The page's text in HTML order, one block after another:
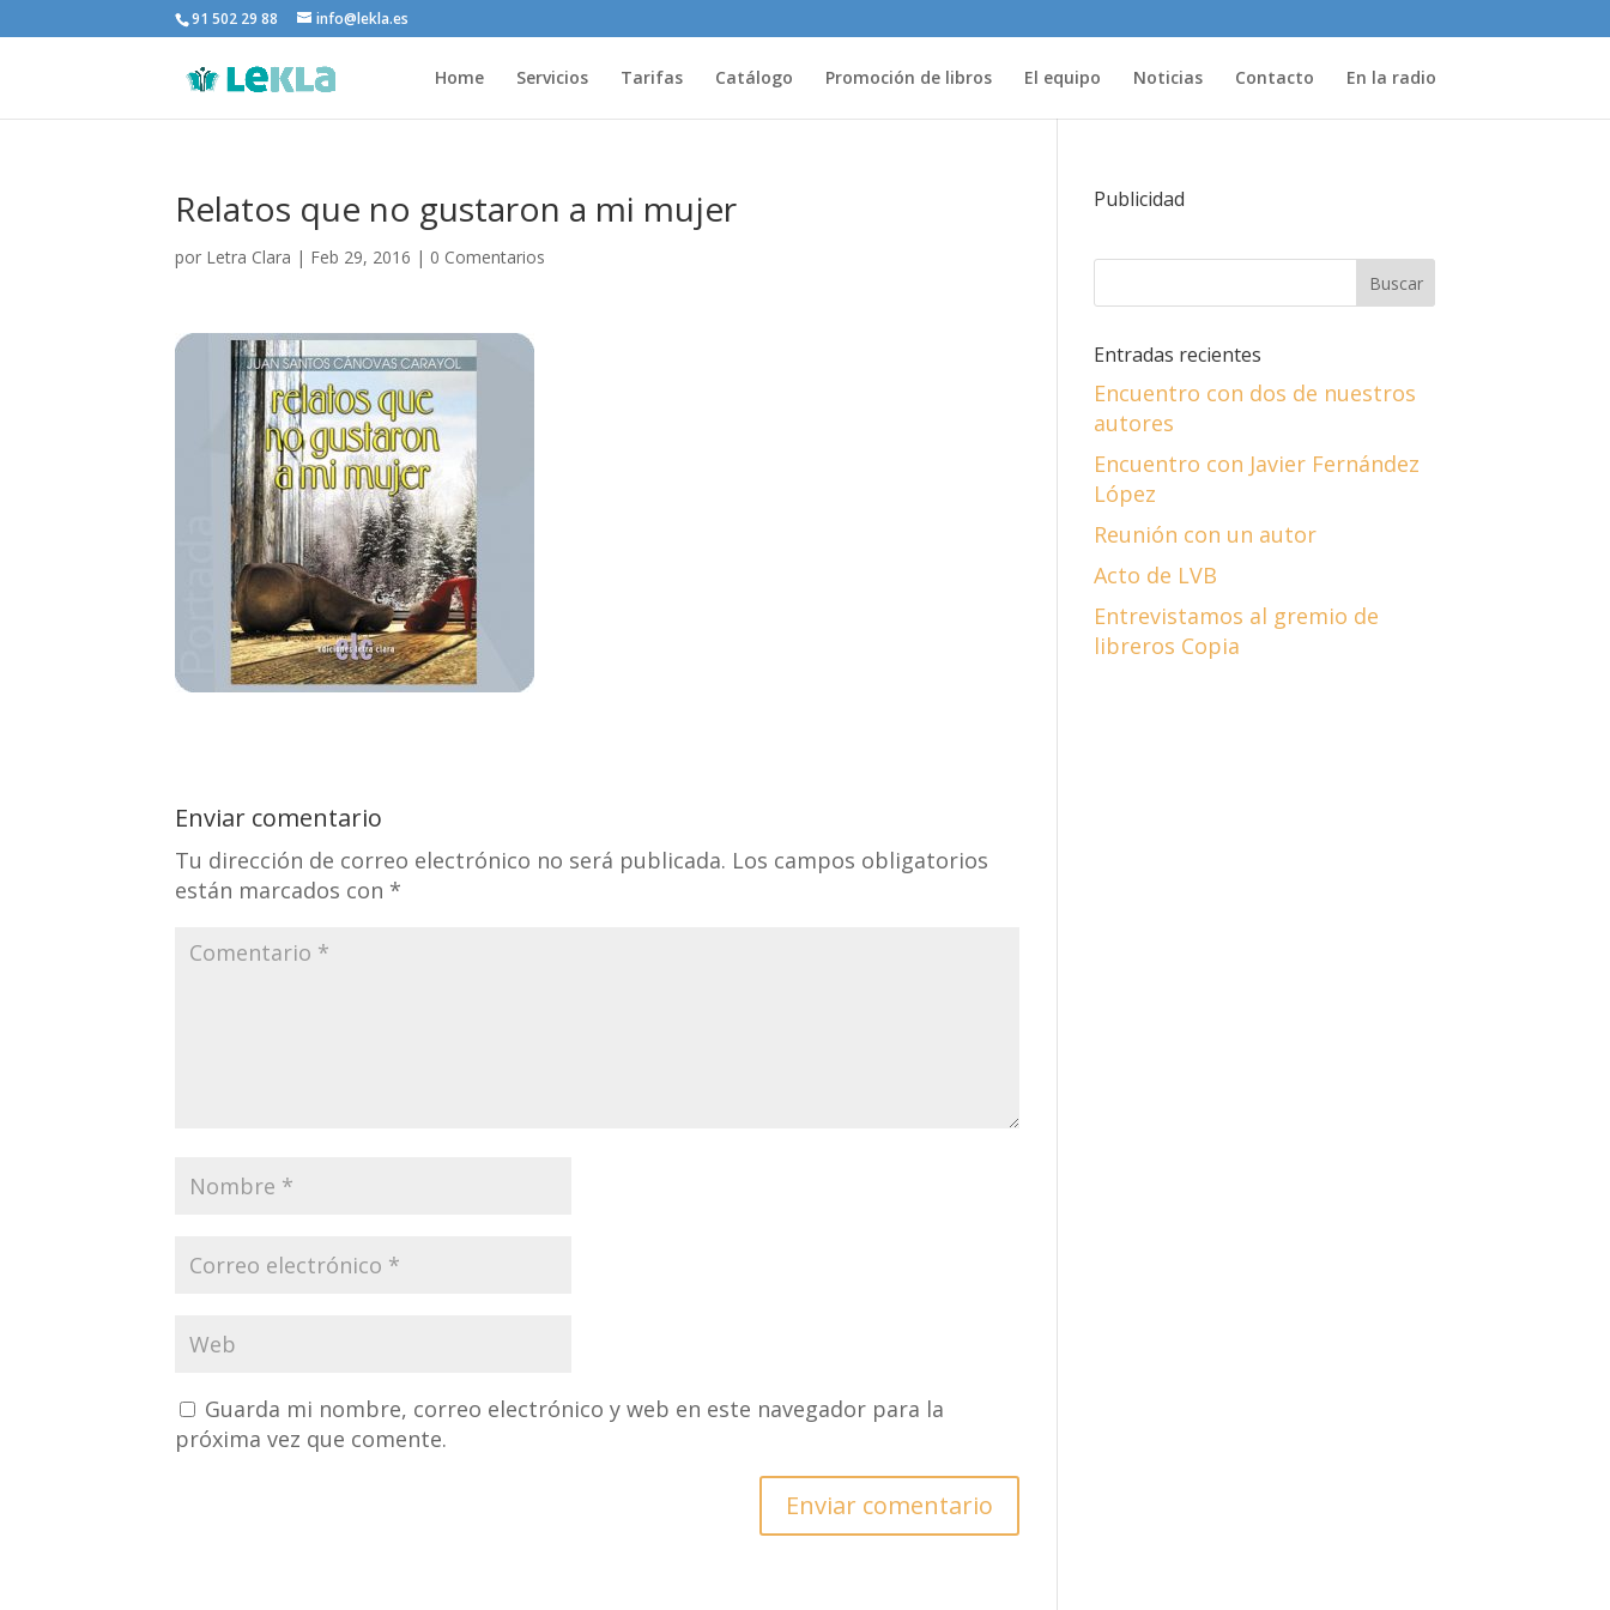
91 502 29 88 info@lekla.es
Home Servicios Tarifas Catálogo Promoción de libros El equipo Noticias Contacto En la radio
Relatos que no gustaron a mi mujer
por Letra Clara | Feb 29, 2016 | 0 Comentarios
Enviar comentario
Tu dirección de correo electrónico no será publicada. Los campos obligatorios
están marcados con *
Guarda mi nombre, correo electrónico y web en este navegador para la
próxima vez que comente.
Publicidad
Entradas recientes
Encuentro con dos de nuestros
autores
Encuentro con Javier Fernández
López
Reunión con un autor
Acto de LVB
Entrevistamos al gremio de
libreros Copia